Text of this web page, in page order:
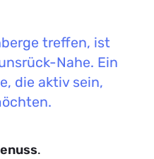
treffen, ist
Nahe. Ein
die aktiv sein,
.